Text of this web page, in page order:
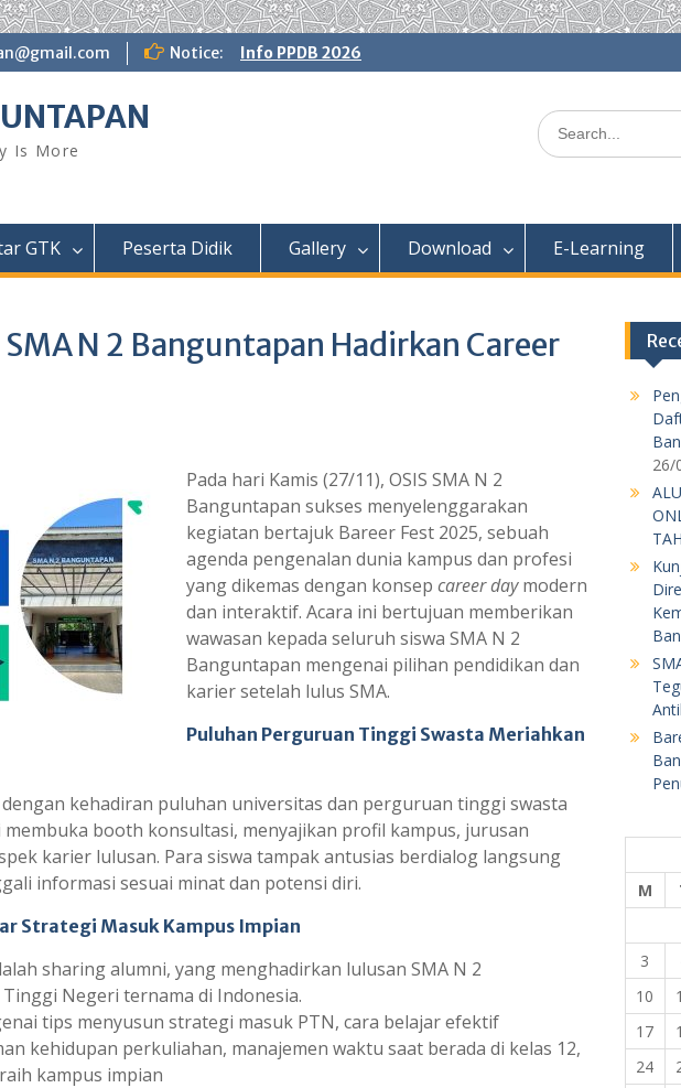
Notice: Info PPDB 2026
Is More
Search
for:
GTK Peserta Didik Gallery Download E-Learning
N 2 Banguntapan Hadirkan Career
Pada hari Kamis (27/11), OSIS SMA N 2
Banguntapan sukses menyelenggarakan
kegiatan bertajuk Bareer Fest 2025, sebuah
agenda pengenalan dunia kampus dan profesi
yang dikemas dengan konsep career daymodern
dan interaktif. Acara ini bertujuan memberikan
wawasan kepada seluruh siswa SMA N 2
Banguntapan mengenai pilihan pendidikan dan
karier setelah lulus SMA.
Puluhan Perguruan Tinggi Swasta Meriahkan
kehadiran puluhan universitas dan perguruan tinggi swasta
booth konsultasi, menyajikan profil kampus, jurusan
karier lulusan. Para siswa tampak antusias berdialog langsung
informasi sesuai minat dan potensi diri.
Strategi Masuk Kampus Impian
sharing alumni, yang menghadirkan lulusan SMA N 2
Negeri ternama di Indonesia.
tips menyusun strategi masuk PTN, cara belajar efektif
kehidupan perkuliahan, manajemen waktu saat berada di kelas 12,
kampus impian
26/
M
3
10
17
24